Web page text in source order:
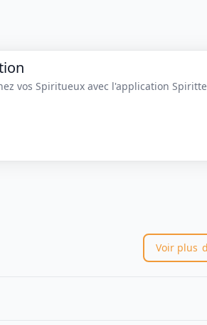
vos Spiritueux avec l'application
Voir plus